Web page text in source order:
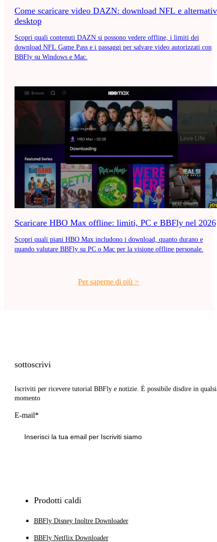
Come scaricare video DAZN: download NFL e
desktop
Scopri quali contenuti DAZN si possono vedere offline, i limiti dei
download NFL Game Pass e i passaggi per salvare video autorizzati con
BBFly su Windows e Mac.
Scaricare HBO Max offline: limiti, PC e BBFly nel 2026
Scopri quali piani HBO Max includono i download, quanto durano e
quando valutare BBFly su PC o Mac per la visione offline personale.
Per saperne di più >
sottoscrivi
Iscriviti per ricevere tutorial BBFly e notizie. È possibile disdire in
momento
E-mail*
Prodotti caldi
BBFly Disney Inoltre Downloader
BBFly Netflix Downloader